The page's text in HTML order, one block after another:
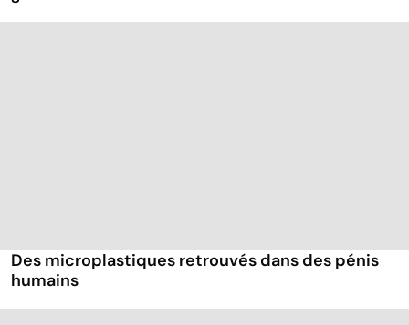
Des microplastiques retrouvés dans des pénis
humains